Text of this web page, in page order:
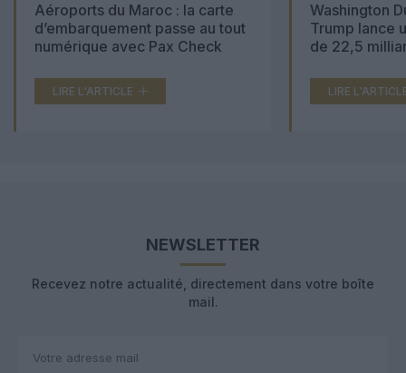
Aéroports du Maroc : la carte
d’embarquement passe au tout
numérique avec Pax Check
LIRE L'ARTICLE
Washington
Trump lance
de 22,5
LIRE
NEWSLETTER
Recevez notre actualité, directement dans votre boîte
mail.